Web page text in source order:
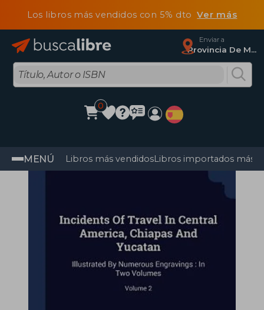
Los libros más vendidos con 5% dtoVer más
Enviar a
Provincia De Madrid
0
MENÚ Libros más vendidosLibros importados más